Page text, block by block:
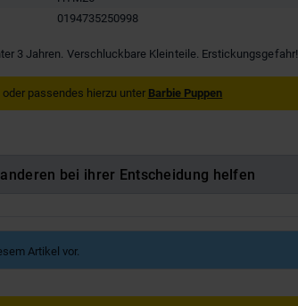
0194735250998
3 Jahren. Verschluckbare Kleinteile. Erstickungsgefahr!
oder passendes hierzu unter Barbie Puppen
bei ihrer Entscheidung helfen
Artikel vor.